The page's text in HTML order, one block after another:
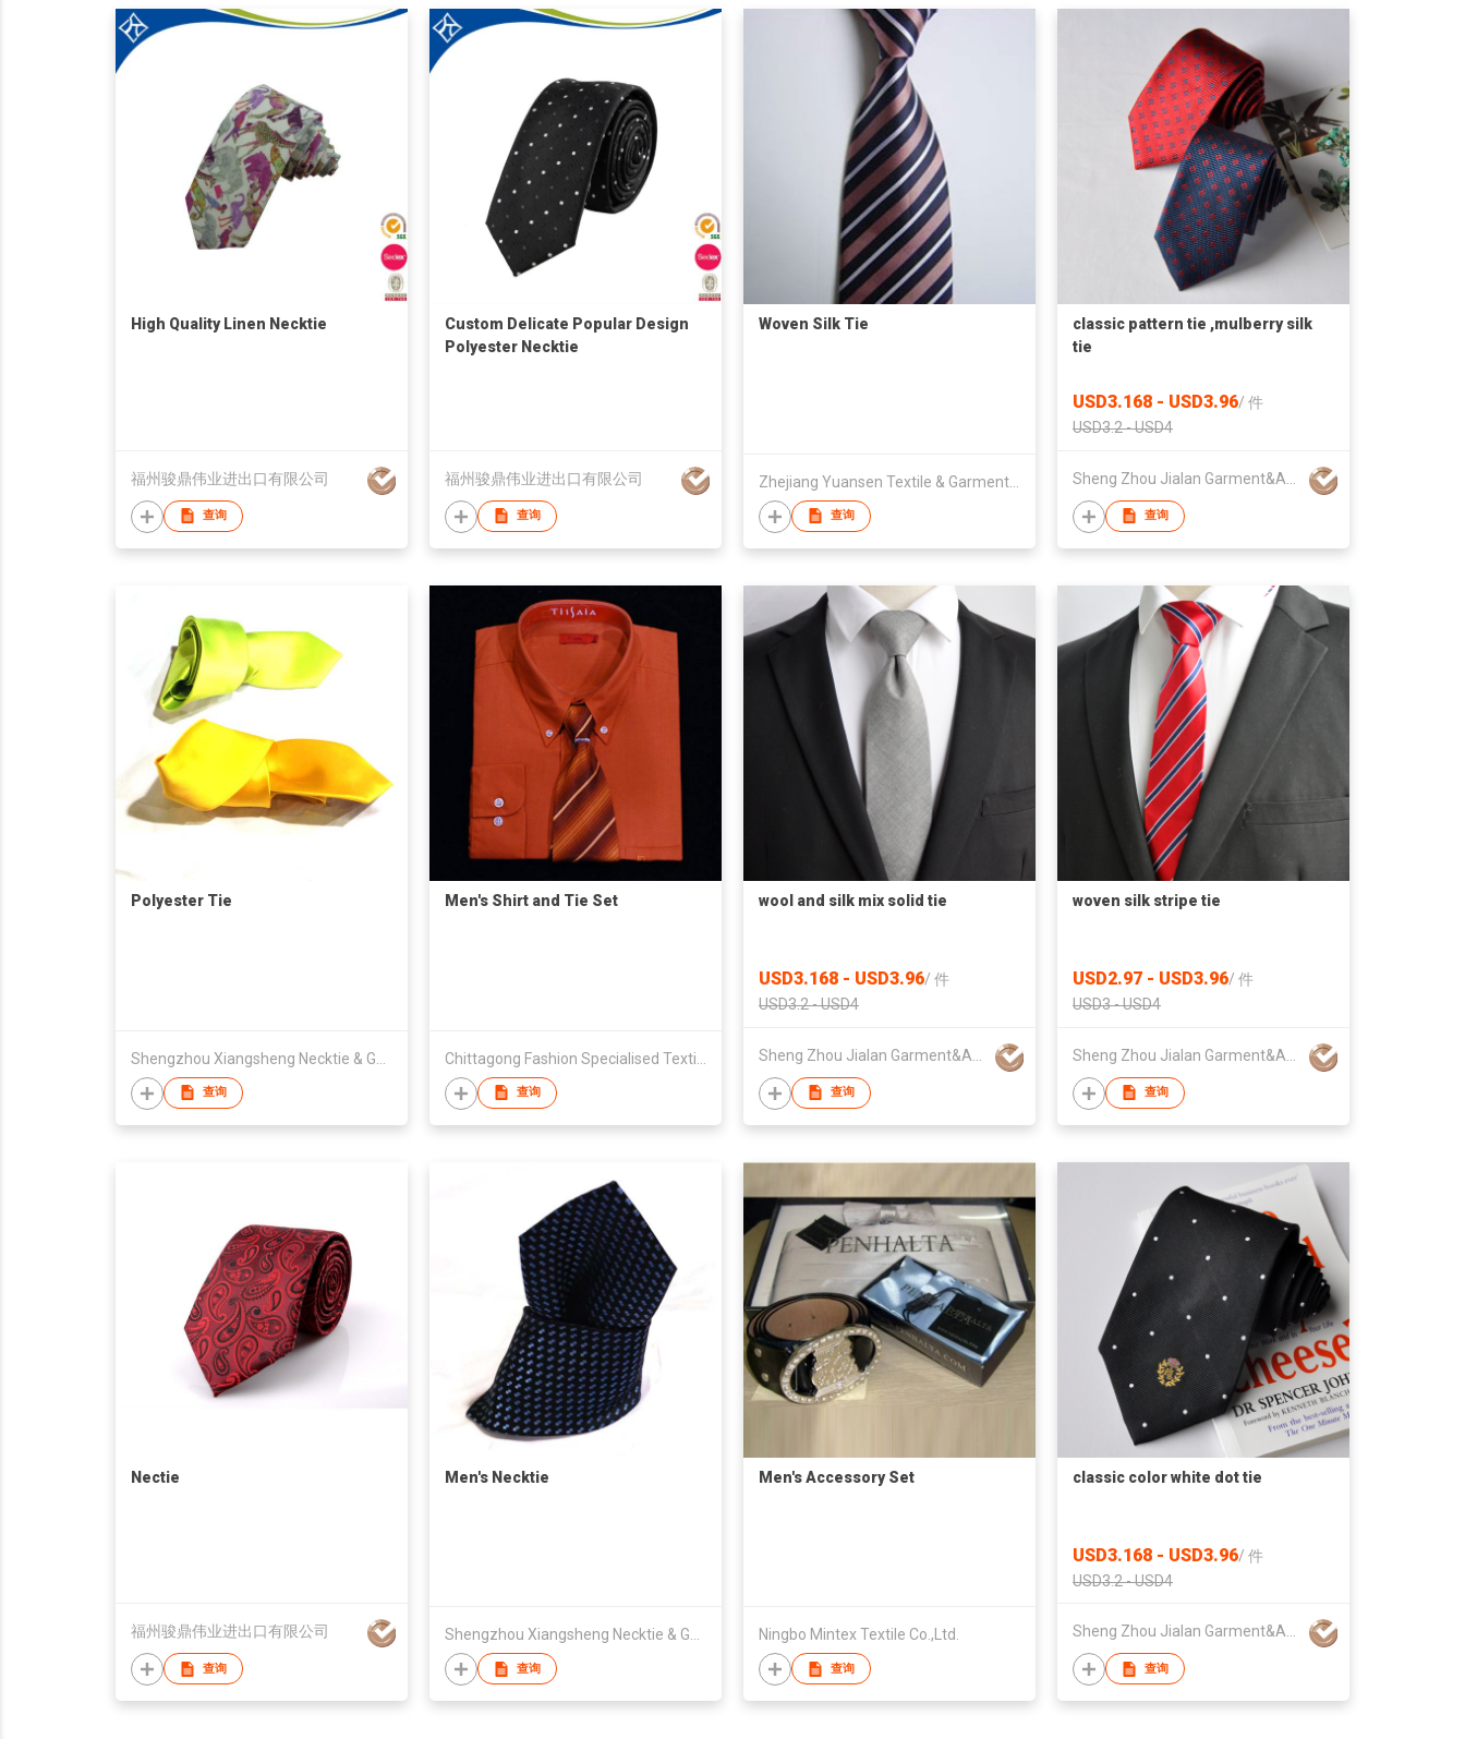
High Quality Linen Necktie
福州骏鼎伟业进出口有限公司
查询
Custom Delicate Popular Design
Polyester Necktie
福州骏鼎伟业进出口有限公司
查询
Woven Silk Tie
查询
classic pattern tie ,mulberry silk
tie
USD3.168 - USD3.96/ 件
USD3.2 - USD4
查询
Polyester Tie
查询
Men's Shirt and Tie Set
查询
wool and silk mix solid tie
USD3.168 - USD3.96/ 件
USD3.2 - USD4
查询
woven silk stripe tie
USD2.97 - USD3.96/ 件
USD3 - USD4
查询
Nectie
福州骏鼎伟业进出口有限公司
查询
Men's Necktie
Shengzhou Xiangsheng Necktie & Garment
查询
Men's Accessory Set
Ningbo Mintex Textile Co.,Ltd.
查询
classic color white dot tie
USD3.168 - USD3.96/ 件
USD3.2 - USD4
Sheng Zhou Jialan Garment&Apparel Co.,Ltd
查询